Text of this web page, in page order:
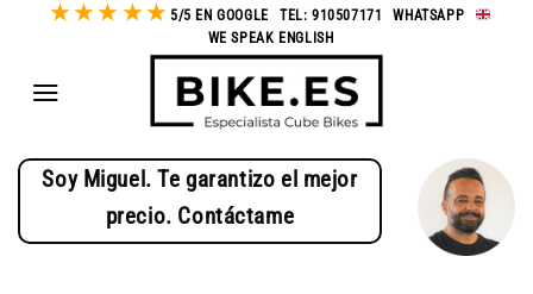
★★ ★ ★★ 5/5 EN GOOGLE TEL: 910507171 -WHATSAPP
WE SPEAK ENGLISH
Soy Miguel. Te garantizo el mejor
precio. Contáctame